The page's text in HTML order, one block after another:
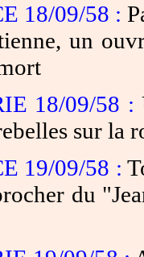
18/09/58 :
un
18/09/58 :
sur la
19/09/58 :
du